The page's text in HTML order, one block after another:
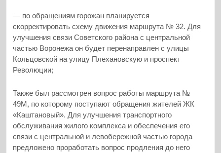
— по обращениям горожан планируется
скорректировать схему движения маршрута № 32. Для
улучшения связи Советского района с центральной
частью Воронежа он будет перенаправлен с улицы
Кольцовской на улицу Плехановскую и проспект
Революции;
Также был рассмотрен вопрос работы маршрута №
49М, по которому поступают обращения жителей ЖК
«Каштановый». Для улучшения транспортного
обслуживания жилого комплекса и обеспечения его
связи с центральной и левобережной частью города
предложено проработать вопрос продления до него